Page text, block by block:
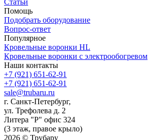
Статьи
Помощь
Подобрать оборудование
Вопрос-ответ
Популярное
Кровельные воронки HL
Кровельные воронки с электрообогревом
Наши контакты
+7 (921) 651-62-91
+7 (921) 651-62-91
sale@trubaru.ru
г. Санкт-Петербург,
ул. Трефолева д. 2
Литера "Р" офис 324
(3 этаж, правое крыло)
2026 © Трубару